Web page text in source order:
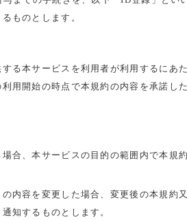
ものとします。
る本サービスを利用者が利用するにあ
用開始の時点で本規約の内容を承諾し
合、本サービスの目的の範囲内で本規
内容を変更した場合、変更後の本規約
知するものとします。